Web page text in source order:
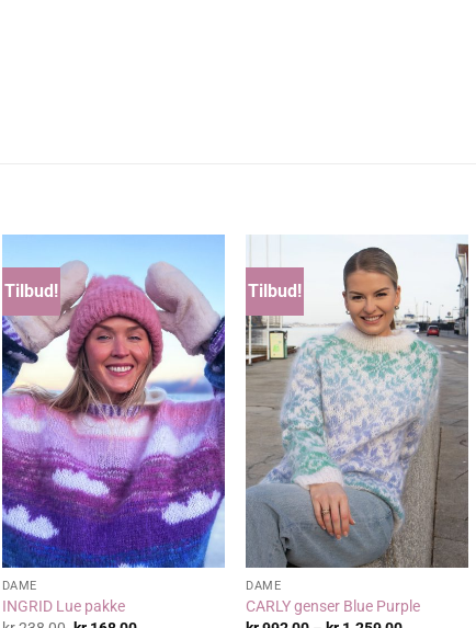
Tilbud!
DAME
INGRID Lue pakke
Tilbud!
DAME
CARLY genser Blue Purple